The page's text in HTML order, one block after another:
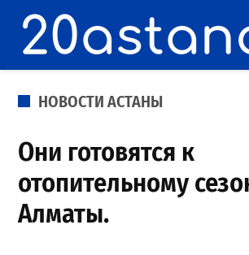
content
POSTED
НОВОСТИ АСТАНЫ
Они готовятся к
отопительному
Алматы.